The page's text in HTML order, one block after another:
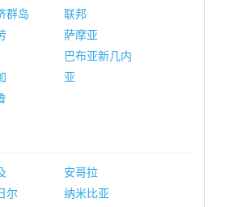
群岛
联邦
萨摩亚
巴布亚新几内
亚
安哥拉
尔
纳米比亚